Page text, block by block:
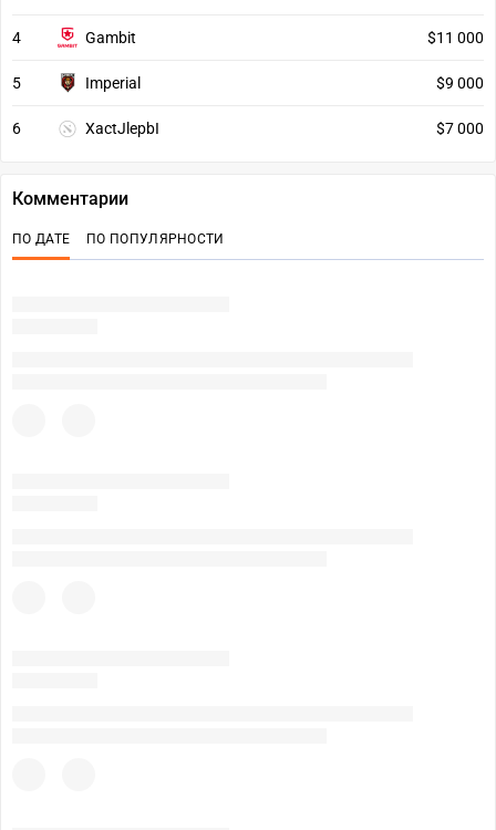
4 Gambit $11 000
5 Imperial $9 000
6 XactJlepbI $7 000
Комментарии
ПО ДАТЕ ПО ПОПУЛЯРНОСТИ